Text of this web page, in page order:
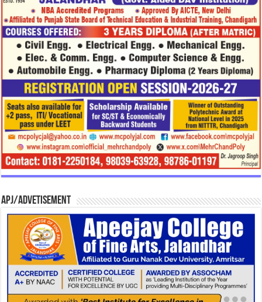
APJ/Advetisement